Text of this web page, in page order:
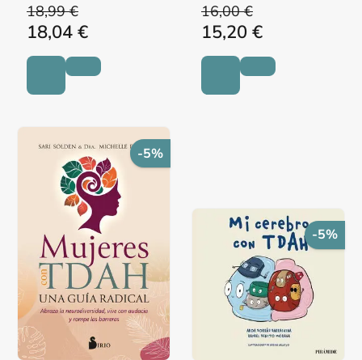
18,99 €
18,04 €
16,00 €
15,20 €
-5%
-5%